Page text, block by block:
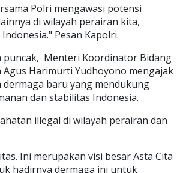
Polri mengawasi potensi
di wilayah perairan kita,
Pesan Kapolri.
puncak, Menteri Koordinator Bidang
Harimurti Yudhoyono mengajak
baru yang mendukung
dan stabilitas Indonesia.
illegal di wilayah perairan dan
Ini merupakan visi besar Asta Cita
hadirnya dermaga ini untuk